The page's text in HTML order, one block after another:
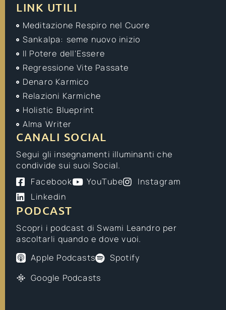
LINK UTILI
Meditazione Respiro nel Cuore
Sankalpa: seme nuovo inizio
Il Potere dell'Essere
Regressione Vite Passate
Denaro Karmico
Relazioni Karmiche
Holistic Blueprint
Alma Writer
CANALI SOCIAL
Segui gli insegnamenti illuminanti che
condivide sui suoi Social.
Facebook
YouTube
Instagram
Linkedin
PODCAST
Scopri i podcast di Swami Leandro per
ascoltarli quando e dove vuoi.
Apple Podcasts
Spotify
Google Podcasts